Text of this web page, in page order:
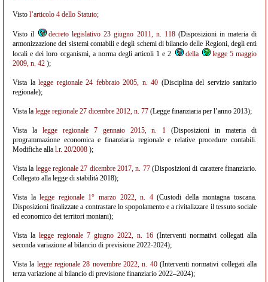
Visto l’articolo 4 dello Statuto;
Visto il decreto legislativo 23 giugno 2011, n. 118(Disposizioni in materia di
armonizzazione dei sistemi contabili e degli schemi di bilancio delle Regioni, degli enti
locali e dei loro organismi, a norma degli articoli 1 e 2
della
legge 5 maggio
2009, n. 42 );
Vista la legge regionale 24 febbraio 2005, n. 40 (Disciplina del servizio sanitario
regionale);
Vista la legge regionale 27 dicembre 2012, n. 77 (Legge finanziaria per l’anno 2013);
Vista la legge regionale 7 gennaio 2015, n. 1 (Disposizioni in materia di
programmazione economica e finanziaria regionale e relative procedure contabili.
Modifiche alla l.r. 20/2008 );
Vista la legge regionale 27 dicembre 2017, n. 77(Disposizioni di carattere finanziario.
Collegato alla legge di stabilità 2018);
Vista lalegge regionale 1° marzo 2022, n. 4(Custodi della montagna toscana.
Disposizioni finalizzate a contrastare lo spopolamento e a rivitalizzare il tessuto sociale
ed economico dei territori montani);
Vista la legge regionale 7 giugno 2022, n. 16 (Interventi normativi collegati alla
seconda variazione al bilancio di previsione 2022-2024);
Vista la legge regionale 28 novembre 2022, n. 40(Interventi normativi collegati alla
terza variazione al bilancio di previsione finanziario 2022–2024);